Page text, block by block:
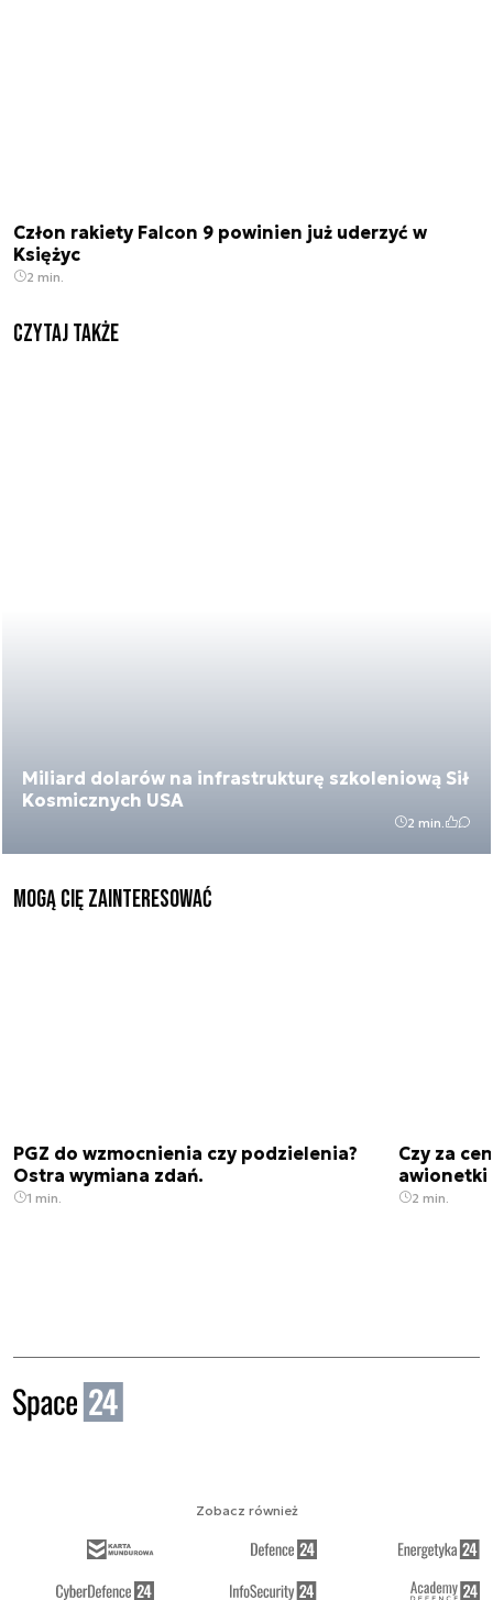
Człon rakiety Falcon 9 powinien już uderzyć w
Księżyc
2 min.
Czytaj także
Miliard dolarów na infrastrukturę szkoleniową Sił
Kosmicznych USA
2 min.
Mogą Cię zainteresować
PGZ do wzmocnienia czy podzielenia?
Ostra wymiana zdań.
1 min.
Czy za
awionetki
2 min.
Zobacz również